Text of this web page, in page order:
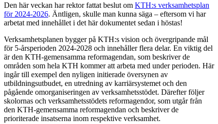
Den här veckan har rektor fattat beslut om KTH:s verksamhetsplan
för 2024-2026. Äntligen, skulle man kunna säga – eftersom vi har
arbetat med innehållet i det här dokumentet sedan i höstas!
Verksamhetsplanen bygger på KTH:s vision och övergripande mål
för 5-årsperioden 2024-2028 och innehåller flera delar. En viktig del
är den KTH-gemensamma reformagendan, som beskriver de
områden som hela KTH kommer att arbeta med under perioden. Här
ingår till exempel den nyligen initierade översynen av
utbildningsutbudet, en utredning av karriärsystemet och den
pågående omorganiseringen av verksamhetsstödet. Därefter följer
skolornas och verksamhetsstödets reformagendor, som utgår från
den KTH-gemensamma reformagendan och beskriver de
prioriterade insatserna inom respektive verksamhet.